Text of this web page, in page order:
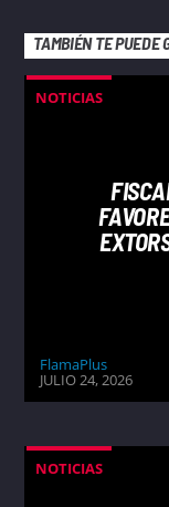
TAMBIÉN TE PUEDE
NOTICIAS
FlamaPlus
JULIO 24, 2026
NOTICIAS